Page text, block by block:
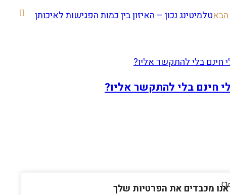
אנו מכבדים את הפרטיות שלך
טלמיטינג נכון – האיזון בין כמות הפגישות לאיכותן
חינם בלי להתקשר אליו?